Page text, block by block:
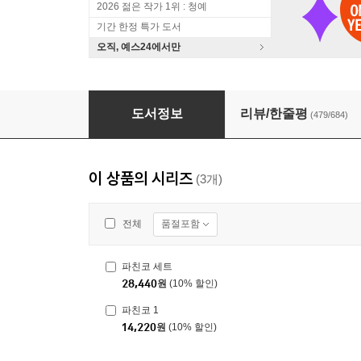
2026 젊은 작가 1위 : 청예
기간 한정 특가 도서
오직, 예스24에서만
파친코 세트
도서정보 리뷰/한줄평 (479/684)
이 상품의 시리즈 (3개)
전체 품절포함
파친코 세트
28,440원 (10% 할인)
파친코 1
14,220원 (10% 할인)